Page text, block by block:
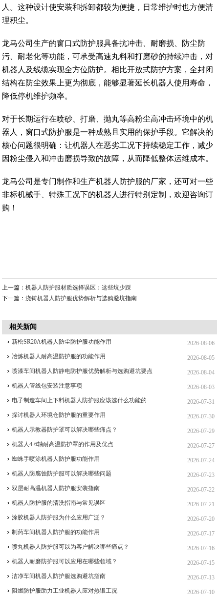
人。这种设计使安装和拆卸都较为便捷，日常维护时也方便清
理积尘。
龙马公司生产的窗口式防护服具备抗冲击、耐磨损、防尘防
污、耐老化等功能，可承受高速丸料和打磨砂的持续冲击，对
机器人及线缆实现全方位防护。相比开放式防护方案，全封闭
结构在防尘效果上更为彻底，能够显著延长机器人使用寿命，
降低停机维护频率。
对于长期运行在喷砂、打磨、抛丸等高粉尘高冲击环境中的机
器人，窗口式防护服是一种成熟且实用的保护手段。它解决的
核心问题很明确：让机器人在恶劣工况下持续稳定工作，减少
因粉尘侵入和冲击磨损导致的故障，从而降低整体运维成本。
龙马公司是专门制作和生产机器人防护服的厂家，还可对一些
非标机械手、特殊工况下的机器人进行特别定制，欢迎咨询订
购！
上一篇：机器人防护服材质选择误区：这些坑少踩
下一篇：浇铸机器人防护服优势解析与选购避坑指南
相关新闻
2026-08-06
新松SR20A机器人防尘防护服功能作用
2026-08-05
冶炼机器人耐高温防护服的功能作用
2026-08-04
喷漆车间机器人防静电防护服优势解析与选购避坑要点
2026-08-03
机器人管线包安装注意事项
2026-07-31
电子制造车间上下料机器人防护服应该选什么功能的
2026-07-30
探讨机器人环境仓防护服的重要作用
2026-07-29
机器人示教器防护罩可以解决哪些痛点？
2026-07-27
机器人4-6轴耐高温防护罩的作用及优点
2026-07-24
蜘蛛手喷涂机器人防护服功能作用
2026-07-23
机器人防腐蚀防护服可以解决哪些问题
2026-07-22
双层耐高温机器人防护服安装指南
2026-07-21
机器人防护服的清洗指南与常见误区
2026-07-20
涂胶机器人防护服为什么应用广泛？
2026-07-17
制药车间机器人防护服的功能作用
2026-07-16
喷丸机器人防护服可以为客户解决哪些痛点？
2026-07-15
机器人耐磨防护服可以应用在哪些领域？
2026-07-13
洁净车间机器人防护服选购避坑指南
2026-07-10
阻燃防护服助力工业机器人应对热锻工况